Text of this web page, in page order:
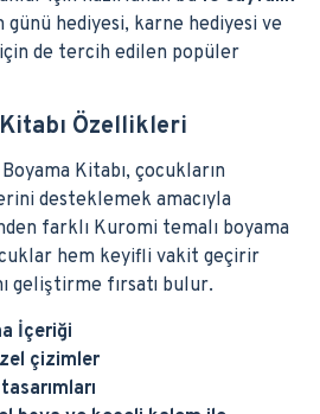
günü hediyesi, karne hediyesi ve
de tercih edilen popüler
Özellikleri
Kitabı, çocukların
desteklemek amacıyla
farklı Kuromi temalı boyama
hem keyifli vakit geçirir
geliştirme fırsatı bulur.
İçeriği
çizimler